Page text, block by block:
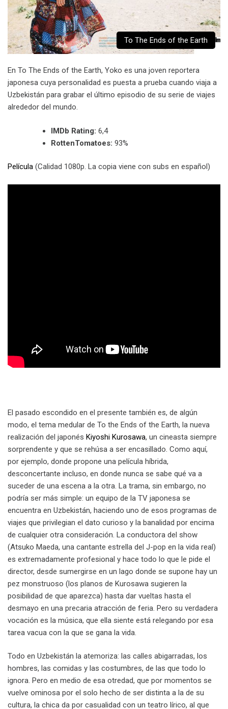
To The Ends of the Earth
En To The Ends of the Earth, Yoko es una joven reportera
japonesa cuya personalidad es puesta a prueba cuando viaja a
Uzbekistán para grabar el último episodio de su serie de viajes
alrededor del mundo.
IMDb Rating: 6,4
RottenTomatoes: 93%
Película (Calidad 1080p. La copia viene con subs en español)
El pasado escondido en el presente también es, de algún
modo, el tema medular de To the Ends of the Earth, la nueva
realización del japonés Kiyoshi Kurosawa, un cineasta siempre
sorprendente y que se rehúsa a ser encasillado. Como aquí,
por ejemplo, donde propone una película híbrida,
desconcertante incluso, en donde nunca se sabe qué va a
suceder de una escena a la otra. La trama, sin embargo, no
podría ser más simple: un equipo de la TV japonesa se
encuentra en Uzbekistán, haciendo uno de esos programas de
viajes que privilegian el dato curioso y la banalidad por encima
de cualquier otra consideración. La conductora del show
(Atsuko Maeda, una cantante estrella del J-pop en la vida real)
es extremadamente profesional y hace todo lo que le pide el
director, desde sumergirse en un lago donde se supone hay un
pez monstruoso (los planos de Kurosawa sugieren la
posibilidad de que aparezca) hasta dar vueltas hasta el
desmayo en una precaria atracción de feria. Pero su verdadera
vocación es la música, que ella siente está relegando por esa
tarea vacua con la que se gana la vida.
Todo en Uzbekistán la atemoriza: las calles abigarradas, los
hombres, las comidas y las costumbres, de las que todo lo
ignora. Pero en medio de esa otredad, que por momentos se
vuelve ominosa por el solo hecho de ser distinta a la de su
cultura, la chica da por casualidad con un teatro lírico, al que